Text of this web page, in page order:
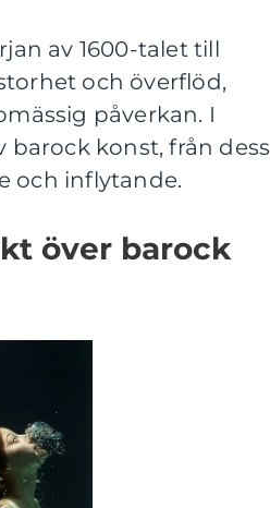
av 1600-talet till
och överflöd,
påverkan. I
konst, från dess
och inflytande.
över barock